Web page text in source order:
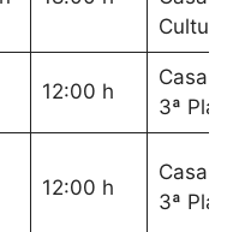
Cultura
12:00 h
Casa
3ª
12:00 h
Casa
3ª